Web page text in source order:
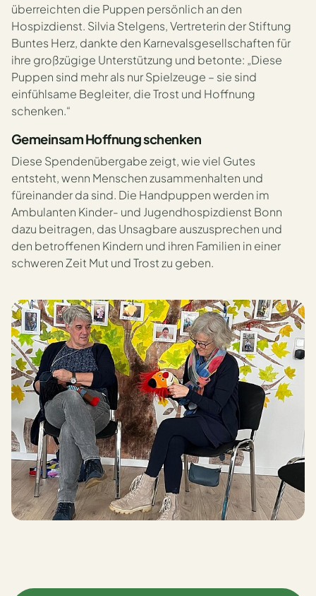
überreichten die Puppen persönlich an den
Hospizdienst. Silvia Stelgens, Vertreterin der Stiftung
Buntes Herz, dankte den Karnevalsgesellschaften für
ihre großzügige Unterstützung und betonte: „Diese
Puppen sind mehr als nur Spielzeuge – sie sind
einfühlsame Begleiter, die Trost und Hoffnung
schenken.“
Gemeinsam Hoffnung schenken
Diese Spendenübergabe zeigt, wie viel Gutes
entsteht, wenn Menschen zusammenhalten und
füreinander da sind. Die Handpuppen werden im
Ambulanten Kinder- und Jugendhospizdienst Bonn
dazu beitragen, das Unsagbare auszusprechen und
den betroffenen Kindern und ihren Familien in einer
schweren Zeit Mut und Trost zu geben.